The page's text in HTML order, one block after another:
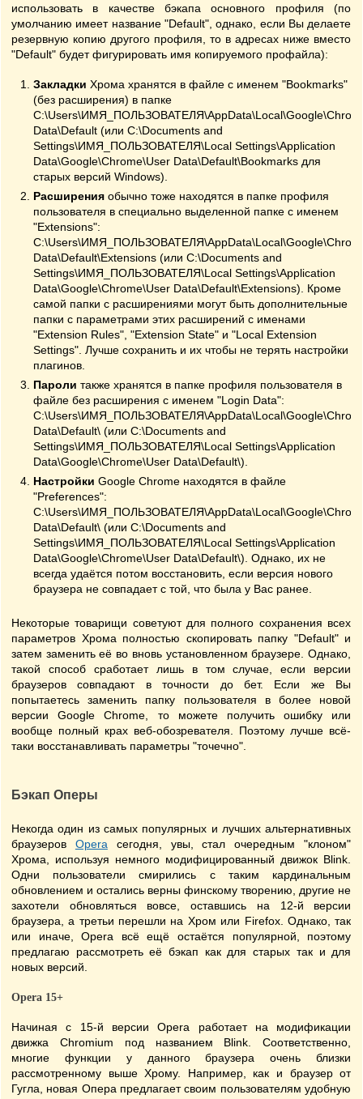
использовать в качестве бэкапа основного профиля (по
умолчанию имеет название "Default", однако, если Вы делаете
резервную копию другого профиля, то в адресах ниже вместо
"Default" будет фигурировать имя копируемого профайла):
Закладки Хрома хранятся в файле с именем "Bookmarks"
(без расширения) в папке
Data\Default (или C:\Documents and
Settings\ИМЯ_ПОЛЬЗОВАТЕЛЯ\Local Settings\Application
Data\Google\Chrome\User Data\Default\Bookmarks для
старых версий Windows).
Расширения обычно тоже находятся в папке профиля
пользователя в специально выделенной папке с именем
"Extensions":
Data\Default\Extensions (или C:\Documents and
Settings\ИМЯ_ПОЛЬЗОВАТЕЛЯ\Local Settings\Application
Data\Google\Chrome\User Data\Default\Extensions). Кроме
самой папки с расширениями могут быть дополнительные
папки с параметрами этих расширений с именами
"Extension Rules", "Extension State" и "Local Extension
Settings". Лучше сохранить и их чтобы не терять настройки
плагинов.
Пароли также хранятся в папке профиля пользователя в
файле без расширения с именем "Login Data":
Data\Default\ (или C:\Documents and
Settings\ИМЯ_ПОЛЬЗОВАТЕЛЯ\Local Settings\Application
Data\Google\Chrome\User Data\Default\).
Настройки Google Chrome находятся в файле
"Preferences":
Data\Default\ (или C:\Documents and
Settings\ИМЯ_ПОЛЬЗОВАТЕЛЯ\Local Settings\Application
Data\Google\Chrome\User Data\Default\). Однако, их не
всегда удаётся потом восстановить, если версия нового
браузера не совпадает с той, что была у Вас ранее.
Некоторые товарищи советуют для полного сохранения всех
параметров Хрома полностью скопировать папку "Default" и
затем заменить её во вновь установленном браузере. Однако,
такой способ сработает лишь в том случае, если версии
браузеров совпадают в точности до бет. Если же Вы
попытаетесь заменить папку пользователя в более новой
версии Google Chrome, то можете получить ошибку или
вообще полный крах веб-обозревателя. Поэтому лучше всё-
таки восстанавливать параметры "точечно".
Бэкап Оперы
Некогда один из самых популярных и лучших альтернативных
браузеров Opera сегодня, увы, стал очередным "клоном"
Хрома, используя немного модифицированный движок Blink.
Одни пользователи смирились с таким кардинальным
обновлением и остались верны финскому творению, другие не
захотели обновляться вовсе, оставшись на 12-й версии
браузера, а третьи перешли на Хром или Firefox. Однако, так
или иначе, Opera всё ещё остаётся популярной, поэтому
предлагаю рассмотреть её бэкап как для старых так и для
новых версий.
Opera 15+
Начиная с 15-й версии Opera работает на модификации
движка Chromium под названием Blink. Соответственно,
многие функции у данного браузера очень близки
рассмотренному выше Хрому. Например, как и браузер от
Гугла, новая Опера предлагает своим пользователям удобную